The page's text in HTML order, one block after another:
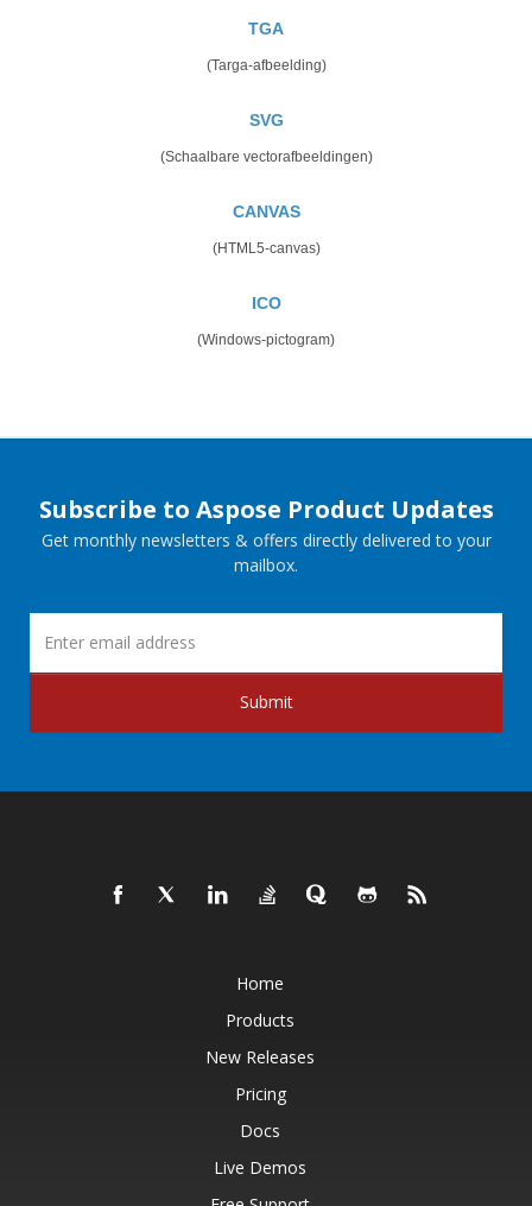
TGA
(Targa-afbeelding)
SVG
(Schaalbare vectorafbeeldingen)
CANVAS
(HTML5-canvas)
ICO
(Windows-pictogram)
Subscribe to Aspose Product Updates
Get monthly newsletters & offers directly delivered to your
mailbox.
Submit
Home
Products
New Releases
Pricing
Docs
Live Demos